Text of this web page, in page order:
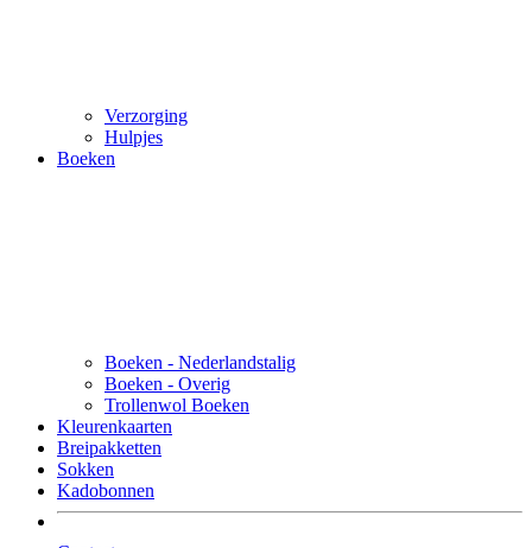
Verzorging
Hulpjes
Boeken
Boeken - Nederlandstalig
Boeken - Overig
Trollenwol Boeken
Kleurenkaarten
Breipakketten
Sokken
Kadobonnen